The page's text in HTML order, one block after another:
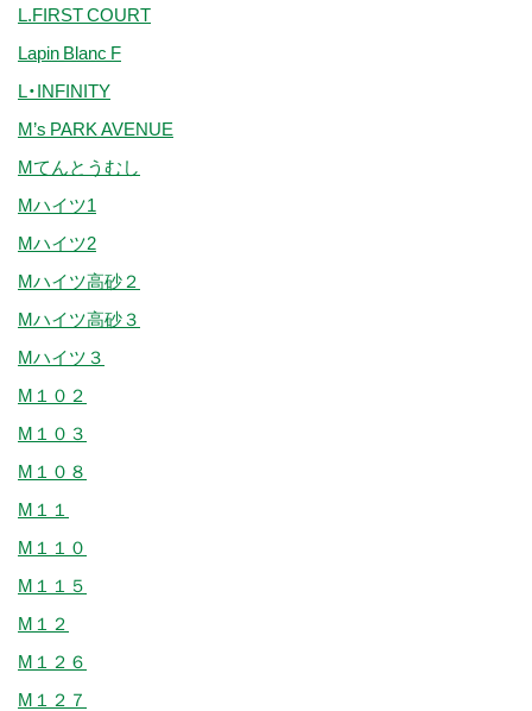
L.FIRST COURT
Lapin Blanc F
L・INFINITY
M’s PARK AVENUE
Mてんとうむし
Mハイツ1
Mハイツ2
Mハイツ高砂２
Mハイツ高砂３
Mハイツ３
M１０２
M１０３
M１０８
M１１
M１１０
M１１５
M１２
M１２６
M１２７